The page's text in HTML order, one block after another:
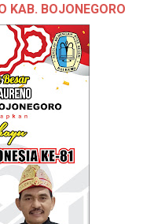
KAB. BOJONEGORO